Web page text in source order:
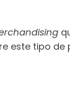
este tipo de